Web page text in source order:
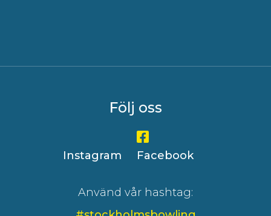
Följ oss
Instagram Facebook
Använd vår hashtag: